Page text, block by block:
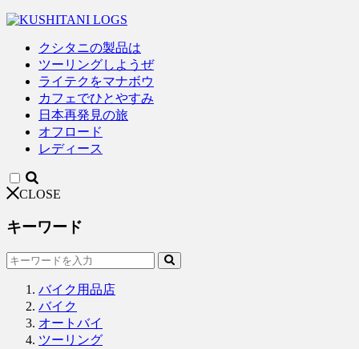
クシタニの製品は
ツーリングしようぜ
ライテクをマナボウ
カフェでひとやすみ
日本再発見の旅
オフロード
レディース
CLOSE
キーワード
バイク用品店
バイク
オートバイ
ツーリング